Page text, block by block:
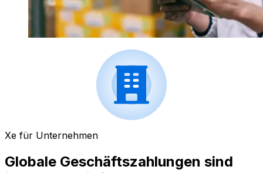
Xe für Unternehmen
Globale Geschäftszahlungen sind